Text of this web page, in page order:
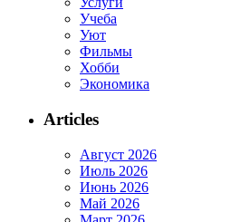
Учеба
Уют
Фильмы
Хобби
Экономика
Articles
Август 2026
Июль 2026
Июнь 2026
Май 2026